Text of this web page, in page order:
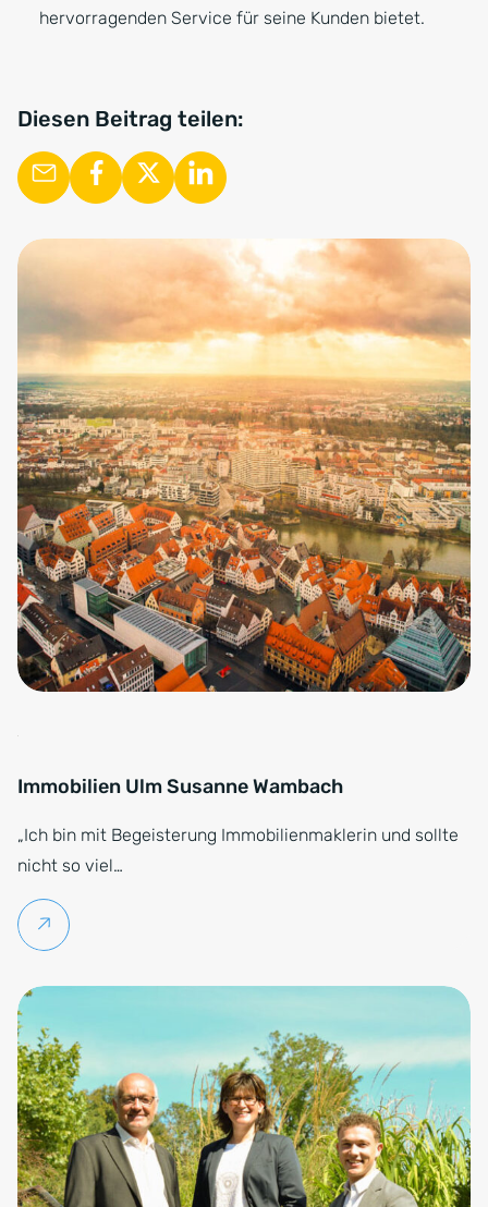
hervorragenden Service für seine Kunden bietet.
Diesen Beitrag teilen:
Immobilien Ulm Susanne Wambach
„Ich bin mit Begeisterung Immobilienmaklerin und sollte
nicht so viel…
Weiterlesen